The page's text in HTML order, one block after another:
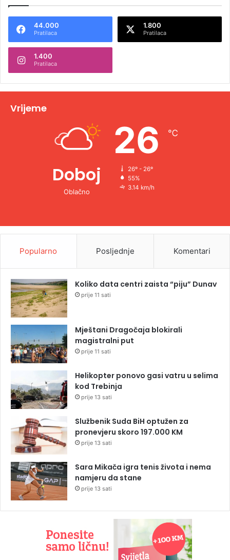
n
t
v
44.000
Pratilaca
1.800
Pratilaca
1.400
Pratilaca
Vrijeme
Doboj
Oblačno
26 ℃
26º - 26º
55%
3.14 km/h
Popularno Posljednje Komentari
Koliko data centri zaista “piju” Dunav
prije 11 sati
Mještani Dragočaja blokirali
magistralni put
prije 11 sati
Helikopter ponovo gasi vatru u selima
kod Trebinja
prije 13 sati
Službenik Suda BiH optužen za
pronevjeru skoro 197.000 KM
prije 13 sati
Sara Mikača igra tenis života i nema
namjeru da stane
prije 13 sati